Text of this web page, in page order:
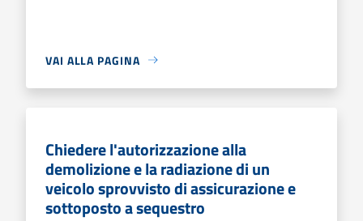
VAI ALLA PAGINA
Chiedere l'autorizzazione alla
demolizione e la radiazione di un
veicolo sprovvisto di assicurazione e
sottoposto a sequestro